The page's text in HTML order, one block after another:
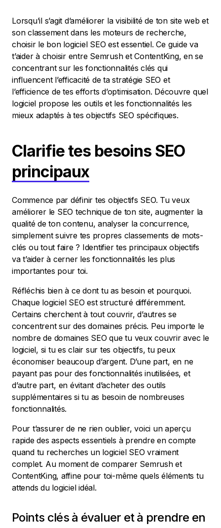
Lorsqu’il s’agit d’améliorer la visibilité de ton site web et
son classement dans les moteurs de recherche,
choisir le bon logiciel SEO est essentiel. Ce guide va
t’aider à choisir entre Semrush et ContentKing, en se
concentrant sur les fonctionnalités clés qui
influencent l’efficacité de ta stratégie SEO et
l’efficience de tes efforts d’optimisation. Découvre quel
logiciel propose les outils et les fonctionnalités les
mieux adaptés à tes objectifs SEO spécifiques.
Clarifie tes besoins SEO
principaux
Commence par définir tes objectifs SEO. Tu veux
améliorer le SEO technique de ton site, augmenter la
qualité de ton contenu, analyser la concurrence,
simplement suivre tes propres classements de mots-
clés ou tout faire ? Identifier tes principaux objectifs
va t’aider à cerner les fonctionnalités les plus
importantes pour toi.
Réfléchis bien à ce dont tu as besoin et pourquoi.
Chaque logiciel SEO est structuré différemment.
Certains cherchent à tout couvrir, d’autres se
concentrent sur des domaines précis. Peu importe le
nombre de domaines SEO que tu veux couvrir avec le
logiciel, si tu es clair sur tes objectifs, tu peux
économiser beaucoup d’argent. D’une part, en ne
payant pas pour des fonctionnalités inutilisées, et
d’autre part, en évitant d’acheter des outils
supplémentaires si tu as besoin de nombreuses
fonctionnalités.
Pour t’assurer de ne rien oublier, voici un aperçu
rapide des aspects essentiels à prendre en compte
quand tu recherches un logiciel SEO vraiment
complet. Au moment de comparer Semrush et
ContentKing, affine pour toi-même quels éléments tu
attends du logiciel idéal.
Points clés à évaluer et à prendre en